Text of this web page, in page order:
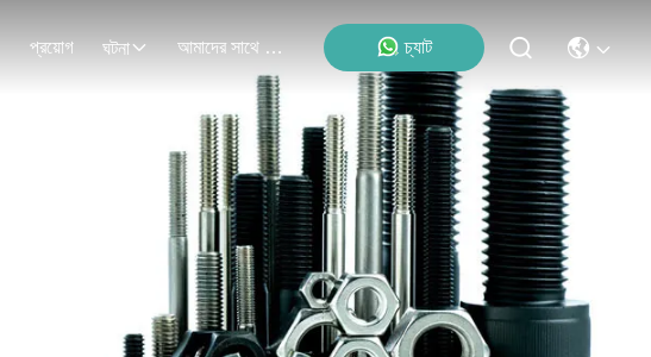
প্রয়োগ ঘটনা আমাদের সাথে যোগাযোগ চ্যাট